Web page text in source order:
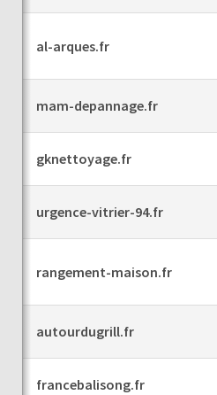
al-arques.fr
mam-depannage.fr
gknettoyage.fr
urgence-vitrier-94.fr
rangement-maison.fr
autourdugrill.fr
francebalisong.fr